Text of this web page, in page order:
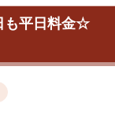
も平日料金☆